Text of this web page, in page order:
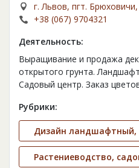
г. Львов, пгт.
+38 (067) 9704321
Деятельность:
Выращивание и продажа
открытого грунта.
Садовый центр. Заказ
Рубрики:
Дизайн ландшафтный,
Растениеводство,